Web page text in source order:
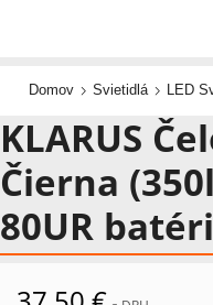
Domov Svietidlá LED
KLARUS
Čierna
80UR